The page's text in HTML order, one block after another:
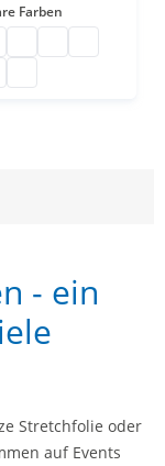
Farben
- ein
Stretchfolie oder
auf Events